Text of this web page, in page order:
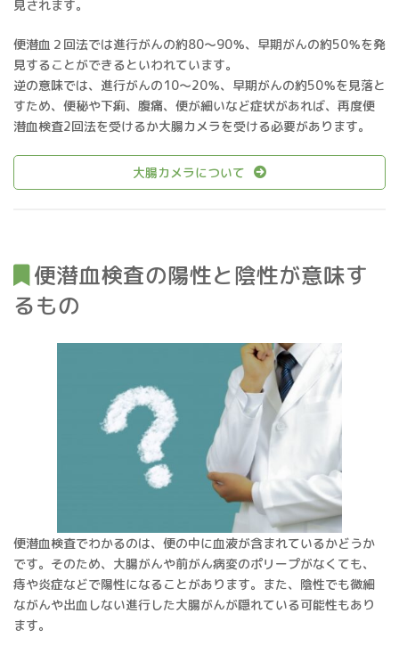
見されます。
便潜血２回法では進行がんの約80～90％、早期がんの約50％を発
見することができるといわれています。
逆の意味では、進行がんの10～20％、早期がんの約50％を見落と
すため、便秘や下痢、腹痛、便が細いなど症状があれば、再度便
潜血検査2回法を受けるか大腸カメラを受ける必要があります。
大腸カメラについて
便潜血検査の陽性と陰性が意味す
るもの
便潜血検査でわかるのは、便の中に血液が含まれているかどうか
です。そのため、大腸がんや前がん病変のポリープがなくても、
痔や炎症などで陽性になることがあります。また、陰性でも微細
ながんや出血しない進行した大腸がんが隠れている可能性もあり
ます。